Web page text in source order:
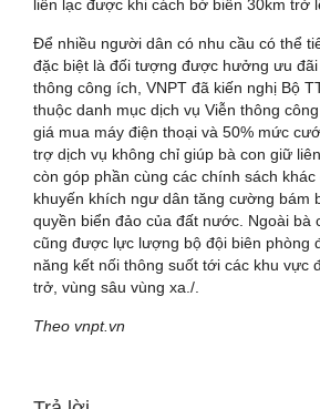
liên lạc được khi cách bờ biển 30km trở
Để nhiều người dân có nhu cầu có thể
đặc biệt là đối tượng được hưởng ưu
thông công ích, VNPT đã kiến nghị Bộ
thuộc danh mục dịch vụ Viễn thông
giá mua máy điện thoại và 50% mức
trợ dịch vụ không chỉ giúp bà con giữ
còn góp phần cùng các chính sách khác
khuyến khích ngư dân tăng cường bám
quyền biển đảo của đất nước. Ngoài bà
cũng được lực lượng bộ đội biên phòng
năng kết nối thông suốt tới các khu vực
trở, vùng sâu vùng xa./.
Theo vnpt.vn